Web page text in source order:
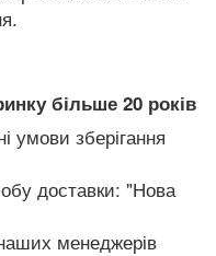
більше 20 років
умови зберігання
доставки: "Нова
менеджерів